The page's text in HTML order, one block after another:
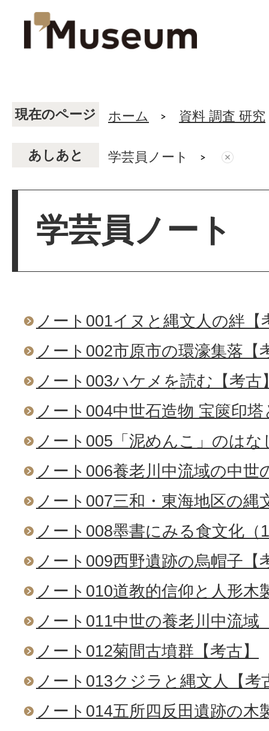
現在のページ ホーム 資料 調査 研究
あしあと 学芸員ノート
学芸員ノート
ノート001イヌと縄文人の絆【
ノート002市原市の環濠集落【
ノート003ハケメを読む【考古
ノート004中世石造物 宝篋印
ノート005「泥めんこ」のはな
ノート006養老川中流域の中世
ノート007三和・東海地区の縄
ノート008墨書にみる食文化（
ノート009西野遺跡の烏帽子【
ノート010道教的信仰と人形木
ノート011中世の養老川中流域
ノート012菊間古墳群【考古】
ノート013クジラと縄文人【考
ノート014五所四反田遺跡の木